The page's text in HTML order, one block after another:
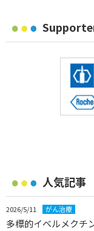
人気記事
2026/5/11 がん治療
多標的イベルメクチ